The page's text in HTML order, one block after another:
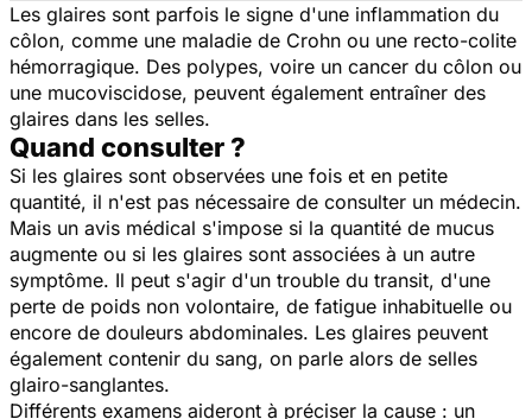
Les glaires sont parfois le signe d'une inflammation du
côlon, comme une maladie de Crohn ou une recto-colite
hémorragique. Des polypes, voire un cancer du côlon ou
une mucoviscidose, peuvent également entraîner des
glaires dans les selles.
Quand consulter ?
Si les glaires sont observées une fois et en petite
quantité, il n'est pas nécessaire de consulter un médecin.
Mais un avis médical s'impose si la quantité de mucus
augmente ou si les glaires sont associées à un autre
symptôme. Il peut s'agir d'un trouble du transit, d'une
perte de poids non volontaire, de fatigue inhabituelle ou
encore de douleurs abdominales. Les glaires peuvent
également contenir du sang, on parle alors de selles
glairo-sanglantes.
Différents examens aideront à préciser la cause : un